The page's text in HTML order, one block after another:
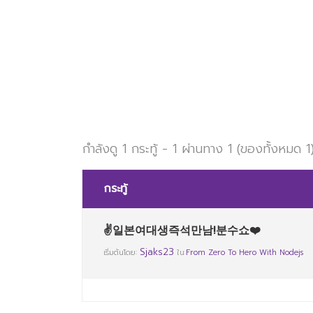
กำลังดู 1 กระทู้ - 1 ผ่านทาง 1 (ของทั้งหมด 1)
กระทู้
✌일본여대생즉석만남!분수쇼❤️
เริ่มต้นโดย: Sjaks23 ใน:From Zero To Hero With Nodejs